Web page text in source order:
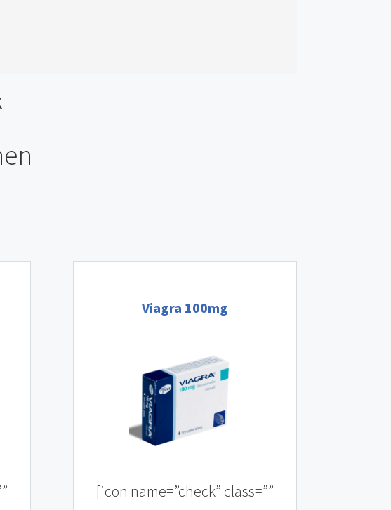
Viagra 100mg
[icon name=”check” class=””